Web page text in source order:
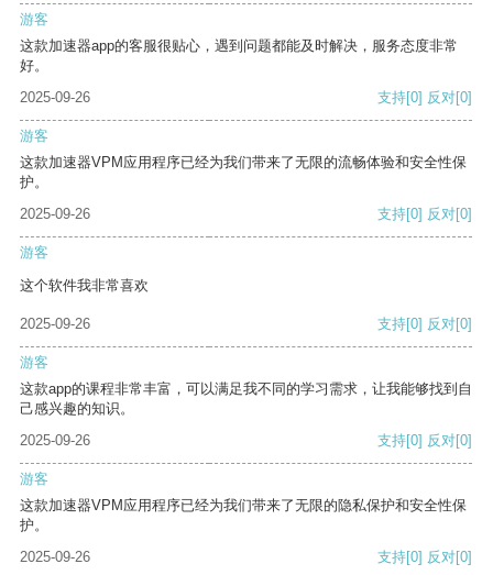
游客
这款加速器app的客服很贴心，遇到问题都能及时解决，服务态度非常
好。
2025-09-26
支持[0] 反对[0]
游客
这款加速器VPM应用程序已经为我们带来了无限的流畅体验和安全性保
护。
2025-09-26
支持[0] 反对[0]
游客
这个软件我非常喜欢
2025-09-26 支持[0] 反对[0]
游客
这款app的课程非常丰富，可以满足我不同的学习需求，让我能够找到自
己感兴趣的知识。
2025-09-26
支持[0] 反对[0]
游客
这款加速器VPM应用程序已经为我们带来了无限的隐私保护和安全性保
护。
2025-09-26
支持[0] 反对[0]